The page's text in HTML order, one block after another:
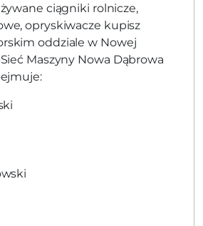
ciągniki rolnicze,
opryskiwacze kupisz
oddziale w Nowej
Maszyny Nowa Dąbrowa